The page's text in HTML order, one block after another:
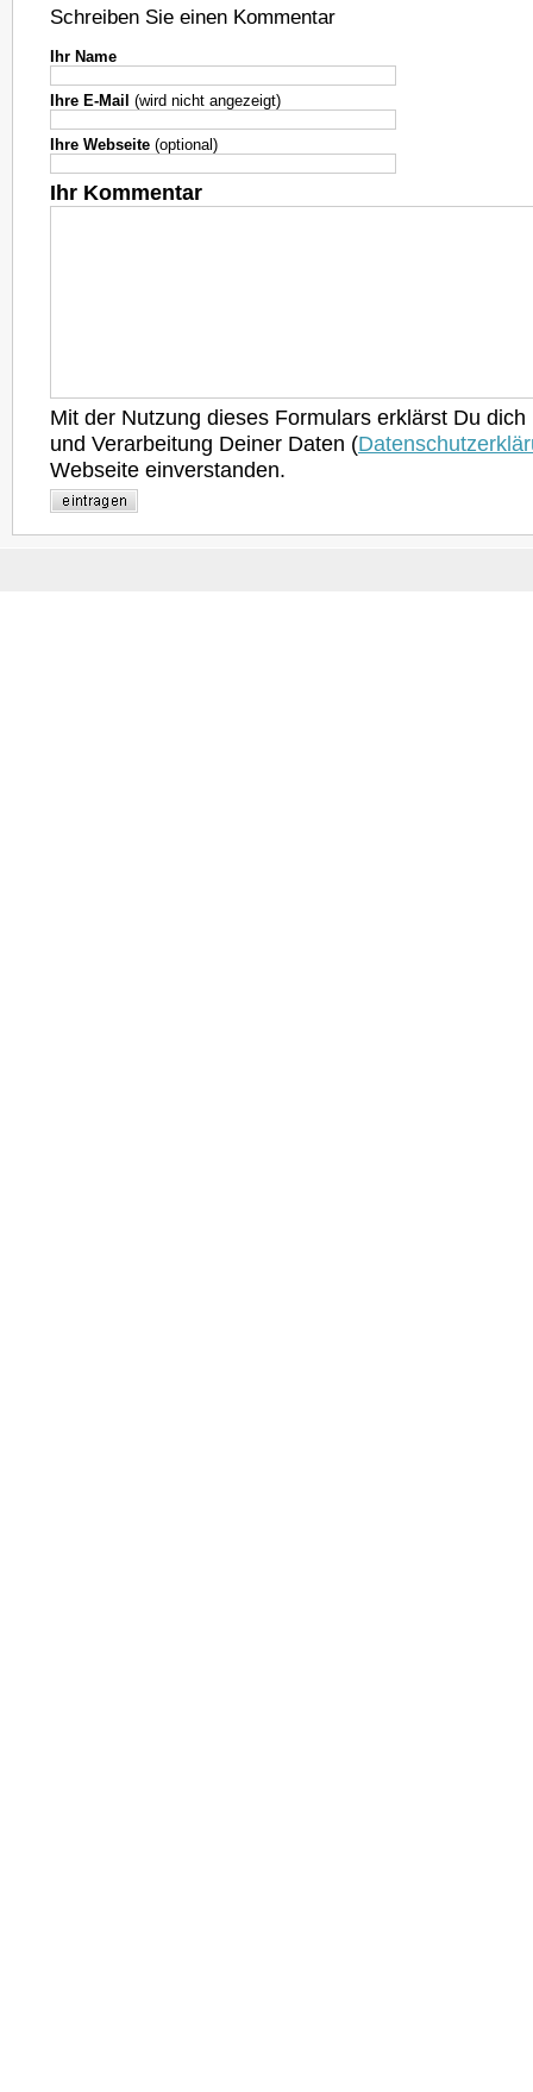
Schreiben Sie einen Kommentar
Ihr Name
Ihre E-Mail (wird nicht angezeigt)
Ihre Webseite (optional)
Ihr Kommentar
Mit der Nutzung dieses Formulars erklärst Du
und Verarbeitung Deiner Daten (
Webseite einverstanden.